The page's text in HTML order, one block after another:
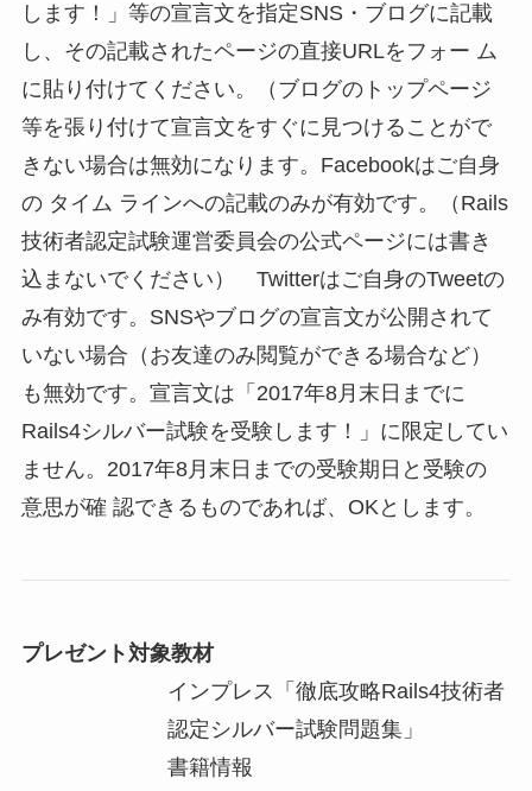
します！」等の宣言文を指定SNS・ブログに記載
し、その記載されたページの直接URLをフォー ム
に貼り付けてください。（ブログのトップページ
等を張り付けて宣言文をすぐに見つけることがで
きない場合は無効になります。Facebookはご自身
の タイム ラインへの記載のみが有効です。（Rails
技術者認定試験運営委員会の公式ページには書き
込まないでください） Twitterはご自身のTweetの
み有効です。SNSやブログの宣言文が公開されて
いない場合（お友達のみ閲覧ができる場合など）
も無効です。宣言文は「2017年8月末日までに
Rails4シルバー試験を受験します！」に限定してい
ません。2017年8月末日までの受験期日と受験の
意思が確 認できるものであれば、OKとします。
プレゼント対象教材
インプレス「徹底攻略Rails4技術者
認定シルバー試験問題集」
書籍情報